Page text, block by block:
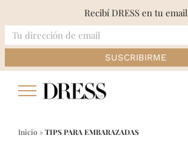
Inicio »TIPS PARA EMBARAZADAS
Recibí DRESS en tu email